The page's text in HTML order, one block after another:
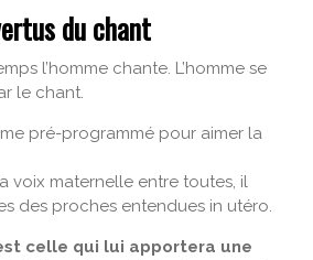
du chant
l’homme chante. L’homme se
le chant.
pré-programmé pour aimer la
voix maternelle entre toutes, il
des proches entendues in utéro.
celle qui lui apportera une